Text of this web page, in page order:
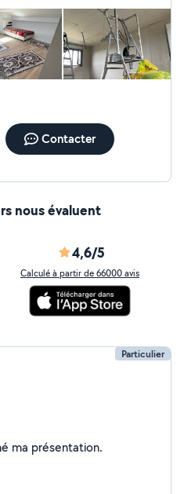
Contacter
nous évaluent
4,6/5
Calculé à partir de 66000 avis
Particulier
Je n'ai pas encore renseigné ma présentation.